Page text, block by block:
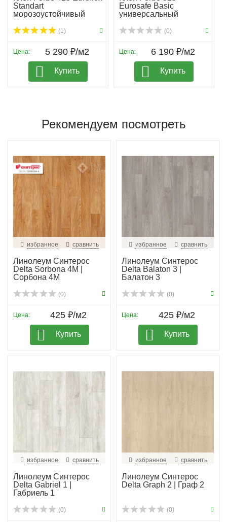
Standart
морозоустойчивый
(1)
Цена: 5 290 ₽/м2
Купить
Eurosafe Basic
универсальный
(0)
Цена: 6 190 ₽/м2
Купить
Рекомендуем посмотреть
избранное сравнить
Линолеум Синтерос
Delta Sorbona 4M |
Сорбона 4М
(0)
Цена: 425 ₽/м2
Купить
избранное сравнить
Линолеум Синтерос
Delta Balaton 3 |
Балатон 3
(0)
Цена: 425 ₽/м2
Купить
избранное сравнить
Линолеум Синтерос
Delta Gabriel 1 |
Габриель 1
(0)
избранное сравнить
Линолеум Синтерос
Delta Graph 2 | Граф 2
(0)